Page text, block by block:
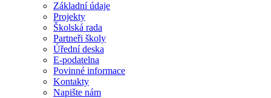
Základní údaje
Projekty
Školská rada
Partneři školy
Úřední deska
E-podatelna
Povinné informace
Kontakty
Napište nám